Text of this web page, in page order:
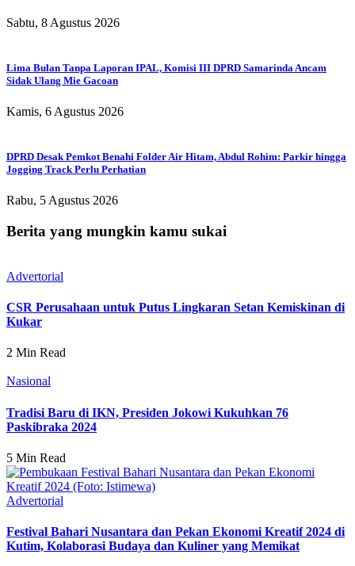
Sabtu, 8 Agustus 2026
Lima Bulan Tanpa Laporan IPAL, Komisi III DPRD Samarinda Ancam
Sidak Ulang Mie Gacoan
Kamis, 6 Agustus 2026
DPRD Desak Pemkot Benahi Folder Air Hitam, Abdul Rohim: Parkir hingga
Jogging Track Perlu Perhatian
Rabu, 5 Agustus 2026
Berita yang mungkin kamu sukai
Advertorial
CSR Perusahaan untuk Putus Lingkaran Setan Kemiskinan di
Kukar
2 Min Read
Nasional
Tradisi Baru di IKN, Presiden Jokowi Kukuhkan 76
Paskibraka 2024
5 Min Read
Advertorial
Festival Bahari Nusantara dan Pekan Ekonomi Kreatif 2024 di
Kutim, Kolaborasi Budaya dan Kuliner yang Memikat